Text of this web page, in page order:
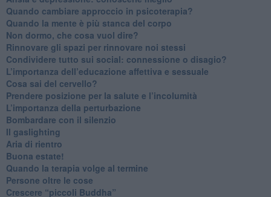
Quando cambiare approccio in psicoterapia?
​Quando la mente è più stanca del corpo
Non dormo, che cosa vuol dire?
​Rinnovare gli spazi per rinnovare noi stessi
​Condividere tutto sui social: connessione o disagio?
​L’importanza dell’educazione affettiva e sessuale
​Cosa sai del cervello?
Prendere posizione per la salute e l’incolumità
L’importanza della perturbazione
​Bombardare con il silenzio
Il gaslighting
Aria di rientro
Buona estate!
​Quando la terapia volge al termine
​Persone oltre le cose
​Crescere “piccoli Buddha”